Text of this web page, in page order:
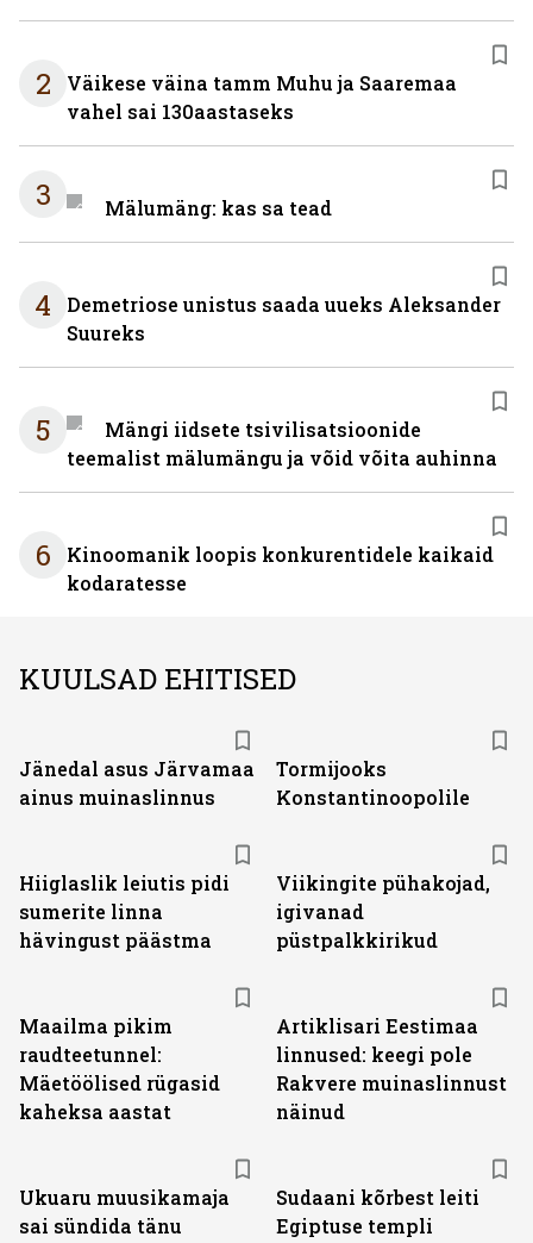
2
Väikese väina tamm Muhu ja Saaremaa
vahel sai 130aastaseks
3 Mälumäng: kas sa tead
4
Demetriose unistus saada uueks Aleksander
Suureks
5
Mängi iidsete tsivilisatsioonide
teemalist mälumängu ja võid võita auhinna
6
Kinoomanik loopis konkurentidele kaikaid
kodaratesse
KUULSAD EHITISED
Jänedal asus Järvamaa
ainus muinaslinnus
Tormijooks
Konstantinoopolile
Hiiglaslik leiutis pidi
sumerite linna
hävingust päästma
Viikingite pühakojad,
igivanad
püstpalkkirikud
Maailma pikim
raudteetunnel:
Mäetöölised rügasid
kaheksa aastat
Artiklisari Eestimaa
linnused: keegi pole
Rakvere muinaslinnust
näinud
Ukuaru muusikamaja
sai sündida tänu
Sudaani kõrbest leiti
Egiptuse templi